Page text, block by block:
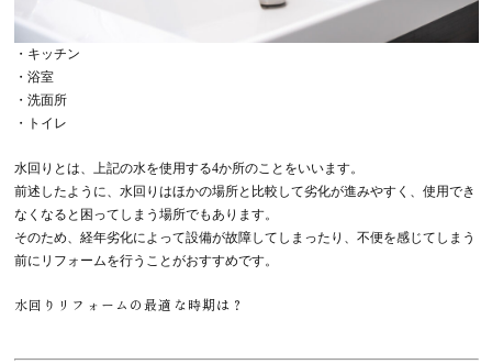
・キッチン
・浴室
・洗面所
・トイレ
水回りとは、上記の水を使用する4か所のことをいいます。
前述したように、水回りはほかの場所と比較して劣化が進みやすく、使用でき
なくなると困ってしまう場所でもあります。
そのため、経年劣化によって設備が故障してしまったり、不便を感じてしまう
前にリフォームを行うことがおすすめです。
水回りリフォームの最適な時期は？